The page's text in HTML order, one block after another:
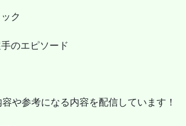
ク
のエピソード
や参考になる内容を配信しています！